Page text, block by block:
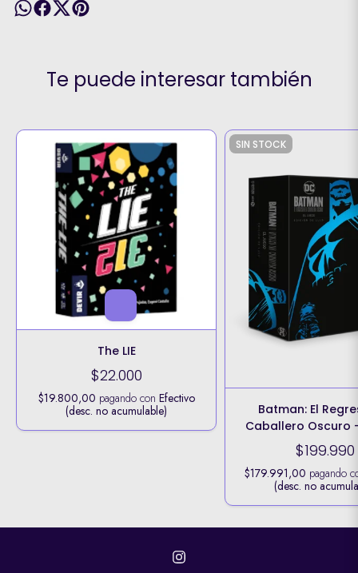
Te puede interesar también
The LIE
$22.000
$19.800,00 pagando con Efectivo
(desc. no acumulable)
SIN STOCK
Batman: El
Caballero Oscuro
Deluxe
$199.990
$179.991,00 pagando
(desc. no